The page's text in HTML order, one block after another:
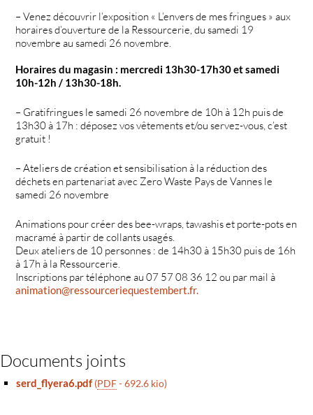
– Venez découvrir l’exposition « L’envers de mes fringues » aux
horaires d’ouverture de la Ressourcerie, du samedi 19
novembre au samedi 26 novembre.
Horaires du magasin : mercredi 13h30-17h30 et samedi
10h-12h / 13h30-18h.
– Gratifringues le samedi 26 novembre de 10h à 12h puis de
13h30 à 17h : déposez vos vêtements et/ou servez-vous, c’est
gratuit !
– Ateliers de création et sensibilisation à la réduction des
déchets en partenariat avec Zero Waste Pays de Vannes le
samedi 26 novembre
Animations pour créer des bee-wraps, tawashis et porte-pots en
macramé à partir de collants usagés.
Deux ateliers de 10 personnes : de 14h30 à 15h30 puis de 16h
à 17h à la Ressourcerie.
Inscriptions par téléphone au 07 57 08 36 12 ou par mail à
animation@ressourceriequestembert.fr.
Documents joints
serd_flyera6.pdf (PDF-692.6 kio)